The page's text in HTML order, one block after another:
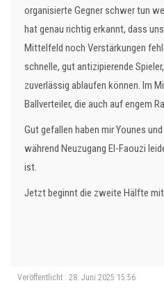
organisierte Gegner schwer tun
hat genau richtig erkannt, dass
Mittelfeld noch Verstärkungen
schnelle, gut antizipierende
zuverlässig ablaufen können. Im
Ballverteiler, die auch auf engem
Gut gefallen haben mir Younes
während Neuzugang El-Faouzi
ist.
Jetzt beginnt die zweite Hälfte
Veröffentlicht : 28. Juni 2025 15:56